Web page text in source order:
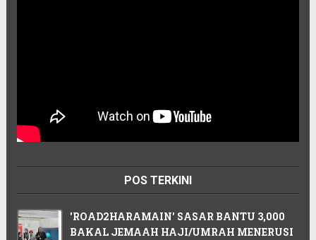
POS TERKINI
'ROAD2HARAMAIN' SASAR BANTU 3,000
BAKAL JEMAAH HAJI/UMRAH MENERUSI